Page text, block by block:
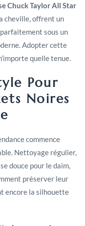
Chuck Taylor All Star
cheville, offrent un
sous un
Adopter cette
quelle tenue.
Pour
Noires
commence
Nettoyage régulier,
douce pour le daim,
préserver leur
encore la silhouette